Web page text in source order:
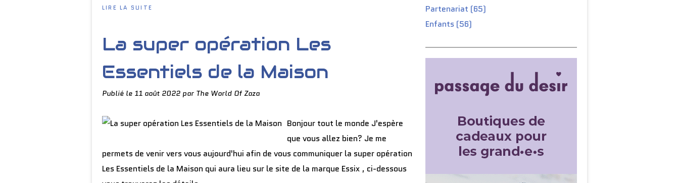
LIRE LA SUITE
La super opération Les
Essentiels de la Maison
Publié le 11 août 2022 par The World Of Zaza
Bonjour tout le monde J'espère
que vous allez bien? Je me
permets de venir vers vous aujourd'hui afin de vous communiquer la super opération
Les Essentiels de la Maison qui aura lieu sur le site de la marque Essix , ci-dessous
Partenariat (65)
Enfants (56)